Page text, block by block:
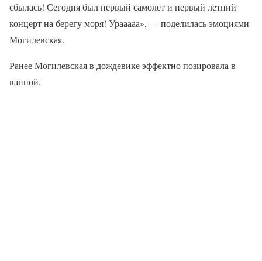
сбылась! Сегодня был первый самолет и первый летний
концерт на берегу моря! Урааааа», — поделилась эмоциями
Могилевская.
Ранее Могилевская в дождевике эффектно позировала в
ванной.